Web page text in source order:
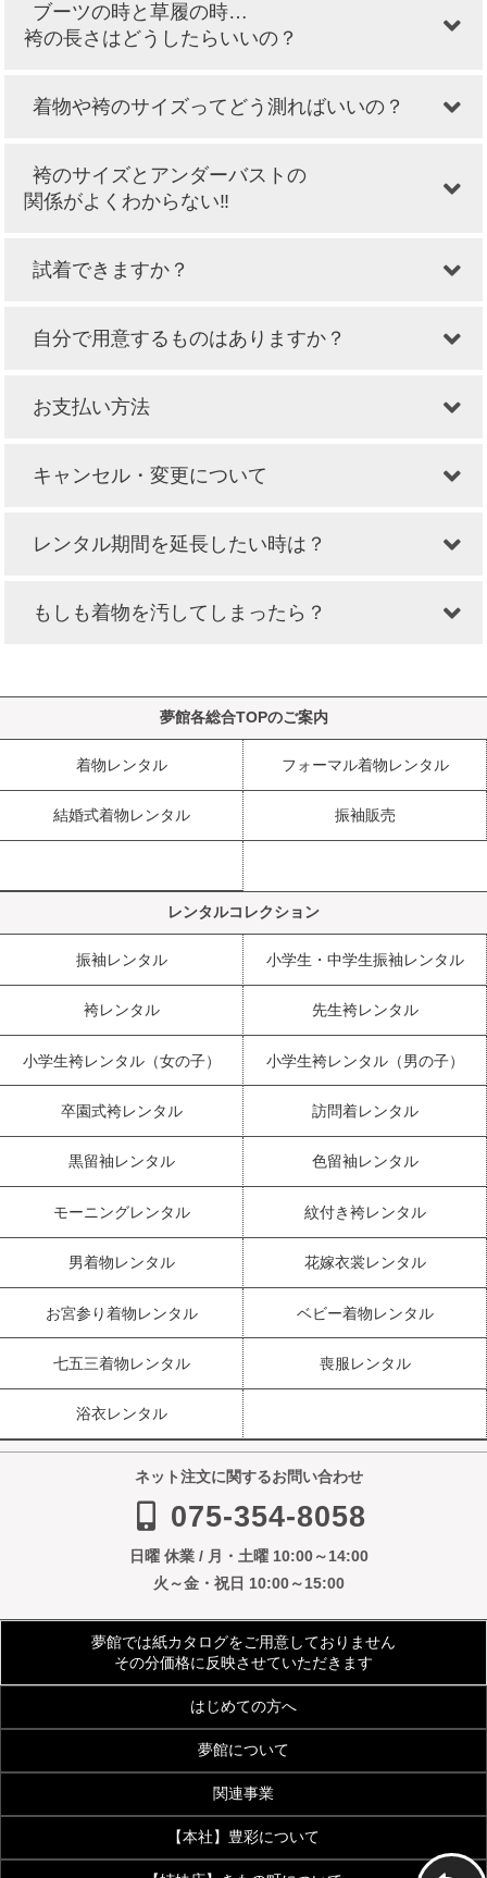
ブーツの時と草履の時…
袴の長さはどうしたらいいの？
着物や袴のサイズってどう測ればいいの？
袴のサイズとアンダーバストの
関係がよくわからない‼
試着できますか？
自分で用意するものはありますか？
お支払い方法
キャンセル・変更について
レンタル期間を延長したい時は？
もしも着物を汚してしまったら？
夢館各総合TOPのご案内
着物レンタル フォーマル着物レンタル
結婚式着物レンタル 振袖販売
レンタルコレクション
振袖レンタル 小学生・中学生振袖レンタル
袴レンタル 先生袴レンタル
小学生袴レンタル（女の子） 小学生袴レンタル（男の子）
卒園式袴レンタル 訪問着レンタル
黒留袖レンタル 色留袖レンタル
モーニングレンタル 紋付き袴レンタル
男着物レンタル 花嫁衣裳レンタル
お宮参り着物レンタル ベビー着物レンタル
七五三着物レンタル 喪服レンタル
浴衣レンタル
ネット注文に関するお問い合わせ
075-354-8058
日曜 休業 / 月・土曜 10:00～14:00
火～金・祝日 10:00～15:00
夢館では紙カタログをご用意しておりません
その分価格に反映させていただきます
はじめての方へ
夢館について
関連事業
【着付・美容】夢館beauty 京都観光着物レンタル
【本社】豊彩について